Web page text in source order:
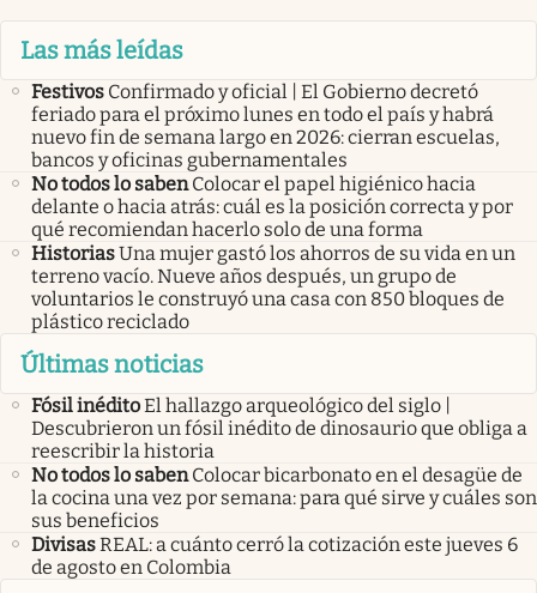
Las más leídas
Festivos Confirmado y oficial | El Gobierno decretó
feriado para el próximo lunes en todo el país y habrá
nuevo fin de semana largo en 2026: cierran escuelas,
bancos y oficinas gubernamentales
No todos lo saben Colocar el papel higiénico hacia
delante o hacia atrás: cuál es la posición correcta y por
qué recomiendan hacerlo solo de una forma
HistoriasUna mujer gastó los ahorros de su vida en un
terreno vacío. Nueve años después, un grupo de
voluntarios le construyó una casa con 850 bloques de
plástico reciclado
Últimas noticias
Fósil inéditoEl hallazgo arqueológico del siglo |
Descubrieron un fósil inédito de dinosaurio que obliga a
reescribir la historia
No todos lo saben Colocar bicarbonato en el desagüe de
la cocina una vez por semana: para qué sirve y cuáles son
sus beneficios
DivisasREAL: a cuánto cerró la cotización este jueves 6
de agosto en Colombia